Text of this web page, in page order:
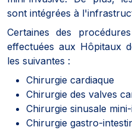
sont intégrées à
Certaines des
effectuées aux Hôpitaux
les suivantes :
Chirurgie cardiaque
Chirurgie des valves
Chirurgie sinusale
Chirurgie gastro-